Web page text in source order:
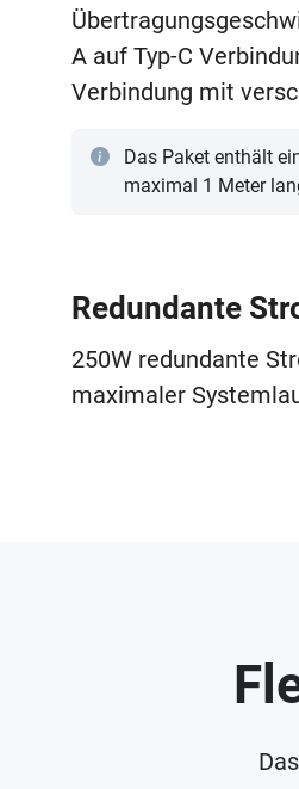
A auf Typ-C
Verbindung mit
Das Paket enthält
maximal 1 Meter
Redundante
250W redundante
maximaler